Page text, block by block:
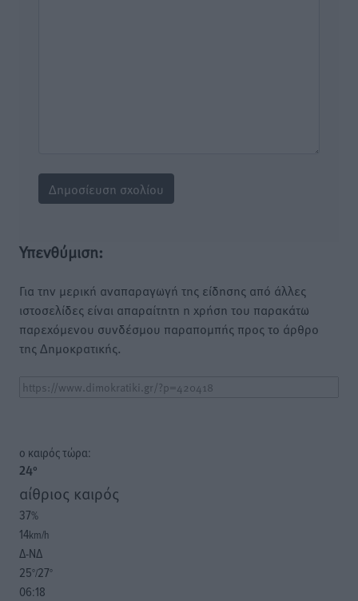
Υπενθύμιση:
Για την μερική αναπαραγωγή της είδησης από άλλες
ιστοσελίδες είναι απαραίτητη η χρήση του παρακάτω
παρεχόμενου συνδέσμου παραπομπής προς το άρθρο
της Δημοκρατικής.
o καιρός τώρα:
24°
αίθριος καιρός
37%
14km/h
Δ-ΝΔ
25°/27°
06:18